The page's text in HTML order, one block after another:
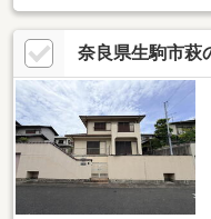
す。■物件に関するお問合
奈良県生駒市萩